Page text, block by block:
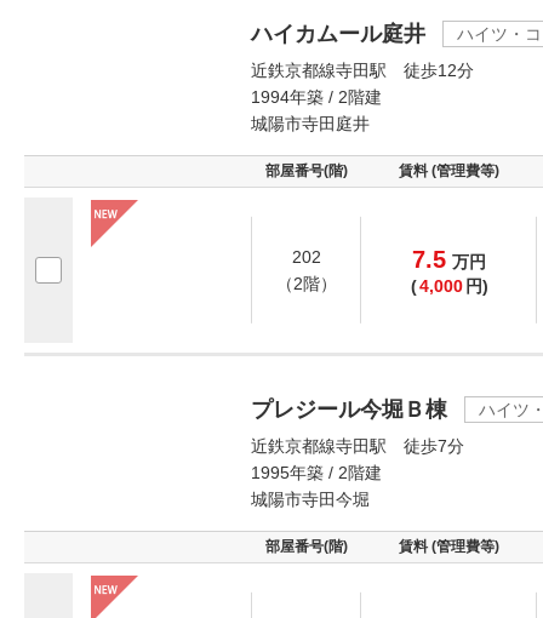
ハイカムール庭井
ハイツ・
近鉄京都線寺田駅 徒歩12分
1994年築 / 2階建
城陽市寺田庭井
部屋番号(階) 賃料 (管理費等)
202
（2階）
7.5 万円
(4,000 円)
プレジール今堀Ｂ棟
ハイツ
近鉄京都線寺田駅 徒歩7分
1995年築 / 2階建
城陽市寺田今堀
部屋番号(階) 賃料 (管理費等)